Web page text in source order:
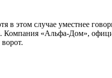
в этом случае уместнее
Компания «Альфа-Дом»,